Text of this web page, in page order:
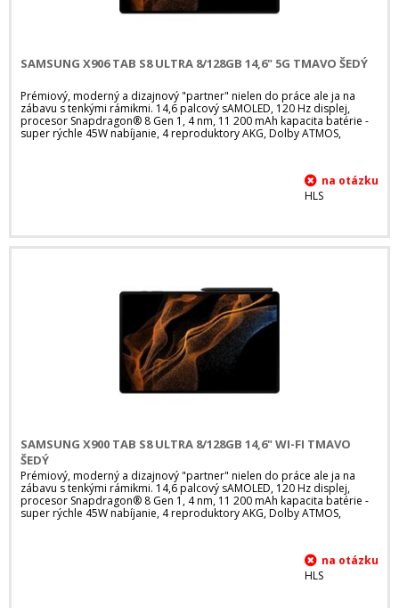
SAMSUNG X906 TAB S8 ULTRA 8/128GB 14,6" 5G TMAVO ŠEDÝ
Prémiový, moderný a dizajnový "partner" nielen do práce ale ja na
zábavu s tenkými rámikmi. 14,6 palcový sAMOLED, 120 Hz displej,
procesor Snapdragon® 8 Gen 1, 4 nm, 11 200 mAh kapacita batérie -
super rýchle 45W nabíjanie, 4 reproduktory AKG, Dolby ATMOS,
HLS
SAMSUNG X900 TAB S8 ULTRA 8/128GB 14,6" WI-FI TMAVO
ŠEDÝ
Prémiový, moderný a dizajnový "partner" nielen do práce ale ja na
zábavu s tenkými rámikmi. 14,6 palcový sAMOLED, 120 Hz displej,
procesor Snapdragon® 8 Gen 1, 4 nm, 11 200 mAh kapacita batérie -
super rýchle 45W nabíjanie, 4 reproduktory AKG, Dolby ATMOS,
HLS